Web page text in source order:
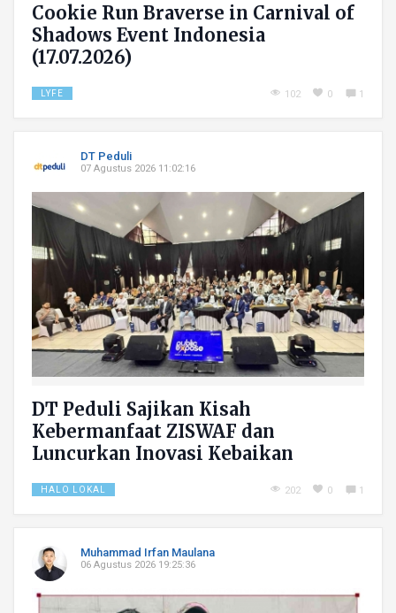
Cookie Run Braverse in Carnival of
Shadows Event Indonesia
(17.07.2026)
LYFE 102 0 1
DT Peduli
07 Agustus 2026 11:02:16
DT Peduli Sajikan Kisah
Kebermanfaat ZISWAF dan
Luncurkan Inovasi Kebaikan
HALO LOKAL 202 0 1
Muhammad Irfan Maulana
06 Agustus 2026 19:25:36